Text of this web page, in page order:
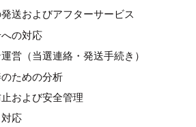
送およびアフターサービス
の対応
営（当選連絡・発送手続き）
ための分析
および安全管理
応